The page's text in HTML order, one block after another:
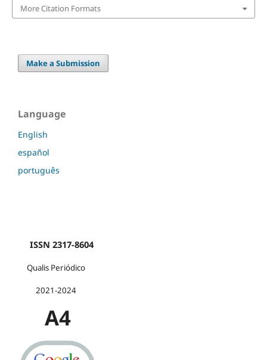
More Citation Formats
Make a Submission
Language
English
español
português
ISSN 2317-8604
Qualis Periódico
2021-2024
A4